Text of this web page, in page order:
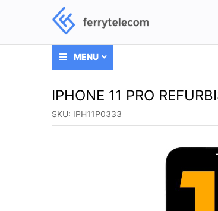
MENU
IPHONE 11 PRO
SKU: IPH11P0333